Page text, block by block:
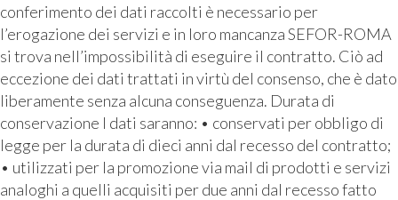
conferimento dei dati raccolti è necessario per
l’erogazione dei servizi e in loro mancanza SEFOR-ROMA
si trova nell’impossibilità di eseguire il contratto. Ciò ad
eccezione dei dati trattati in virtù del consenso, che è dato
liberamente senza alcuna conseguenza. Durata di
conservazione I dati saranno: • conservati per obbligo di
legge per la durata di dieci anni dal recesso del contratto;
• utilizzati per la promozione via mail di prodotti e servizi
analoghi a quelli acquisiti per due anni dal recesso fatto